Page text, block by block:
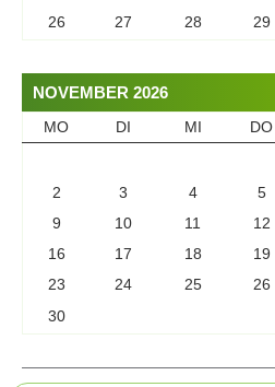
26
27 28 29
NOVEMBER 2026
MO DI MI DO
2
3 4 5
9
10 11 12
16
17 18 19
23
24 25 26
30